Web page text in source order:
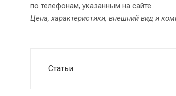
по телефонам, указанным на сайте.
Цена, характеристики, внешний вид и
Статьи